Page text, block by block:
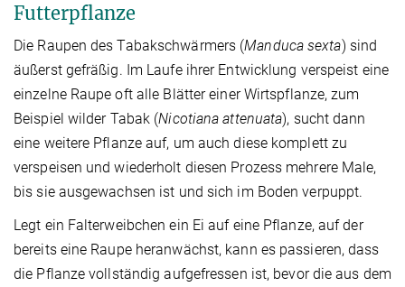
Futterpflanze
Die Raupen des Tabakschwärmers (Manduca sexta) sind
äußerst gefräßig. Im Laufe ihrer Entwicklung verspeist eine
einzelne Raupe oft alle Blätter einer Wirtspflanze, zum
Beispiel wilder Tabak (Nicotiana attenuata), sucht dann
eine weitere Pflanze auf, um auch diese komplett zu
verspeisen und wiederholt diesen Prozess mehrere Male,
bis sie ausgewachsen ist und sich im Boden verpuppt.
Legt ein Falterweibchen ein Ei auf eine Pflanze, auf der
bereits eine Raupe heranwächst, kann es passieren, dass
die Pflanze vollständig aufgefressen ist, bevor die aus dem